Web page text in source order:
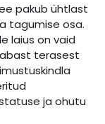
pakub ühtlast
tagumise osa.
laius on vaid
terasest
ja ohutu